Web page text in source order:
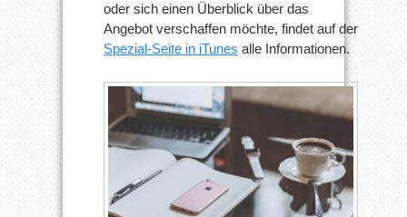
oder sich einen Überblick über das
Angebot verschaffen möchte, findet auf der
Spezial-Seite in iTunes alle Informationen.